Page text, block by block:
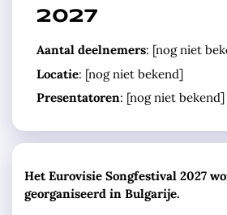
2027
Aantal deelnemers: [nog niet
Locatie: [nog niet bekend]
Presentatoren: [nog niet bekend]
Het Eurovisie Songfestival 2027
georganiseerd in Bulgarije.